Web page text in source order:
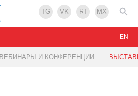
TG VK RT MX
ВЕБИНАРЫ И КОНФЕРЕНЦИИ
EN